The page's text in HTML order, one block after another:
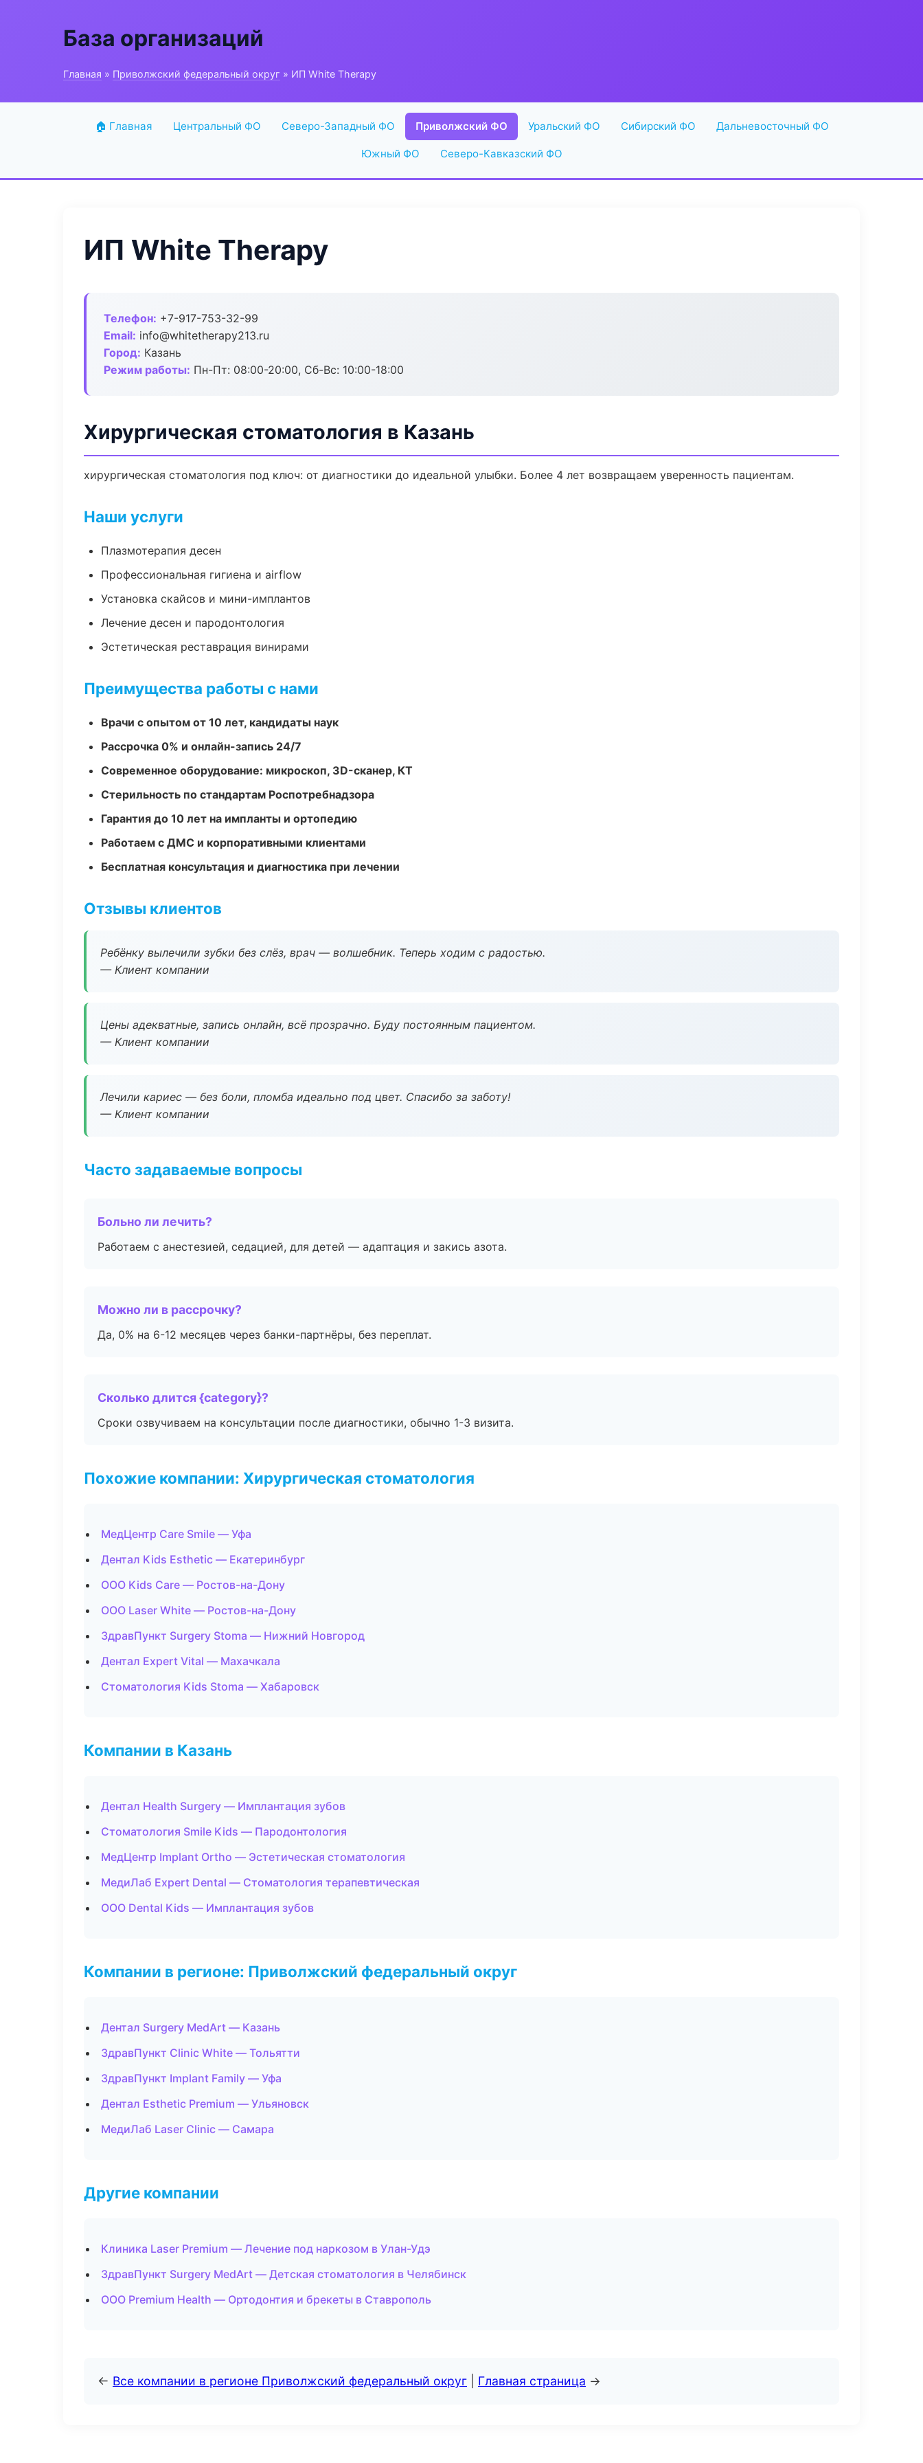
База организаций
Главная » Приволжский федеральный округ » ИП White Therapy
🏠 Главная Центральный ФО Северо-Западный ФО Приволжский ФО Уральский ФО Сибирский ФО Дальневосточный ФО
Южный ФО Северо-Кавказский ФО
ИП White Therapy
Телефон: +7-917-753-32-99
Email: info@whitetherapy213.ru
Город: Казань
Режим работы: Пн-Пт: 08:00-20:00, Сб-Вс: 10:00-18:00
Хирургическая стоматология в Казань
хирургическая стоматология под ключ: от диагностики до идеальной улыбки. Более 4 лет возвращаем уверенность пациентам.
Наши услуги
Плазмотерапия десен
Профессиональная гигиена и airflow
Установка скайсов и мини-имплантов
Лечение десен и пародонтология
Эстетическая реставрация винирами
Преимущества работы с нами
Врачи с опытом от 10 лет, кандидаты наук
Рассрочка 0% и онлайн-запись 24/7
Современное оборудование: микроскоп, 3D-сканер, КТ
Стерильность по стандартам Роспотребнадзора
Гарантия до 10 лет на импланты и ортопедию
Работаем с ДМС и корпоративными клиентами
Бесплатная консультация и диагностика при лечении
Отзывы клиентов
Ребёнку вылечили зубки без слёз, врач — волшебник. Теперь ходим с радостью.
— Клиент компании
Цены адекватные, запись онлайн, всё прозрачно. Буду постоянным пациентом.
— Клиент компании
Лечили кариес — без боли, пломба идеально под цвет. Спасибо за заботу!
— Клиент компании
Часто задаваемые вопросы
Больно ли лечить?
Работаем с анестезией, седацией, для детей — адаптация и закись азота.
Можно ли в рассрочку?
Да, 0% на 6-12 месяцев через банки-партнёры, без переплат.
Сколько длится {category}?
Сроки озвучиваем на консультации после диагностики, обычно 1-3 визита.
Похожие компании: Хирургическая стоматология
МедЦентр Care Smile — Уфа
Дентал Kids Esthetic — Екатеринбург
ООО Kids Care — Ростов-на-Дону
ООО Laser White — Ростов-на-Дону
ЗдравПункт Surgery Stoma — Нижний Новгород
Дентал Expert Vital — Махачкала
Стоматология Kids Stoma — Хабаровск
Компании в Казань
Дентал Health Surgery — Имплантация зубов
Стоматология Smile Kids — Пародонтология
МедЦентр Implant Ortho — Эстетическая стоматология
МедиЛаб Expert Dental — Стоматология терапевтическая
ООО Dental Kids — Имплантация зубов
Компании в регионе: Приволжский федеральный округ
Дентал Surgery MedArt — Казань
ЗдравПункт Clinic White — Тольятти
ЗдравПункт Implant Family — Уфа
Дентал Esthetic Premium — Ульяновск
МедиЛаб Laser Clinic — Самара
Другие компании
Клиника Laser Premium — Лечение под наркозом в Улан-Удэ
ЗдравПункт Surgery MedArt — Детская стоматология в Челябинск
ООО Premium Health — Ортодонтия и брекеты в Ставрополь
← Все компании в регионе Приволжский федеральный округ Главная страница →